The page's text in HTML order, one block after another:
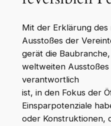
Mit der Erklärung
Ausstoßes der
gerät die
weltweiten
verantwortlich
ist, in den Fokus der
Einsparpotenziale
oder Konstruktionen,